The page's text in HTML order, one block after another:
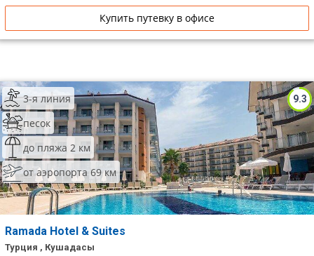
Купить путевку в офисе
9.3
3-я линия
песок
до пляжа 2 км
от аэропорта 69 км
Ramada Hotel & Suites
Турция , Кушадасы